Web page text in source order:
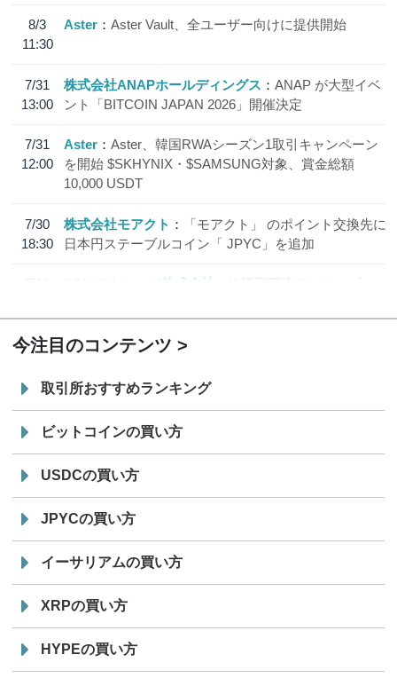
8/3
11:30
Aster Aster Vault、全ユーザー向けに提供開始
7/31
13:00
株式会社ANAPホールディングス
ANAP が大型イベ
ント「BITCOIN JAPAN 2026」開催決定
7/31
12:00
Aster
Aster、韓国RWAシーズン1取引キャンペーン
を開始 $SKHYNIX・$SAMSUNG対象、賞金総額
10,000 USDT
7/30
18:30
株式会社モアクト
「モアクト」 のポイント交換先に
日本円ステーブルコイン「 JPYC」を追加
7/29
SBI VCトレード株式会社
信託型円建てステーブル
今注目のコンテンツ
取引所おすすめランキング
ビットコインの買い方
USDCの買い方
JPYCの買い方
イーサリアムの買い方
XRPの買い方
HYPEの買い方